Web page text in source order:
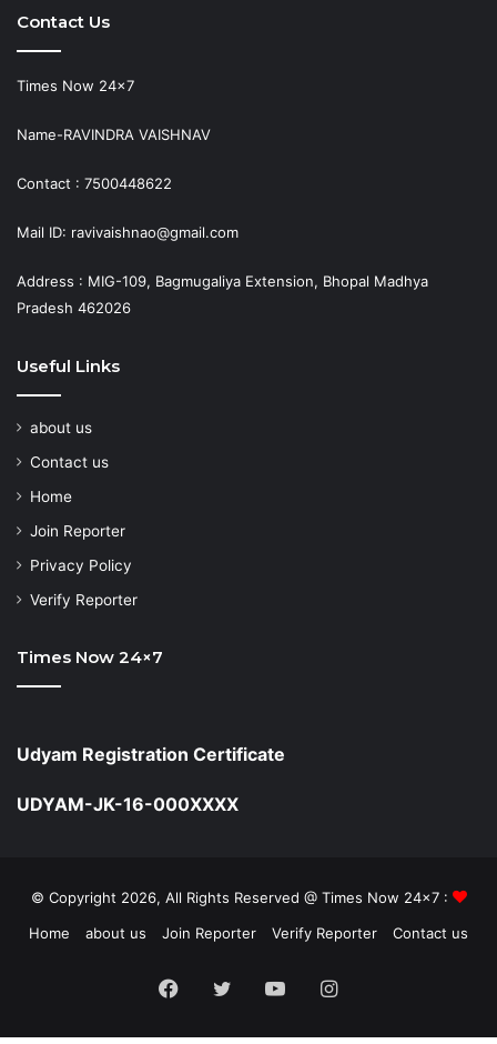
Contact Us
Times Now 24×7
Name-RAVINDRA VAISHNAV
Contact : 7500448622
Mail ID: ravivaishnao@gmail.com
Address : MIG-109, Bagmugaliya Extension, Bhopal Madhya
Pradesh 462026
Useful Links
about us
Contact us
Home
Join Reporter
Privacy Policy
Verify Reporter
Times Now 24×7
Udyam Registration Certificate
UDYAM-JK-16-000XXXX
© Copyright 2026, All Rights Reserved @ Times Now 24x7 :
Home
about us Join Reporter Verify Reporter Contact us
Facebook
TwitterYouTubeInstagram